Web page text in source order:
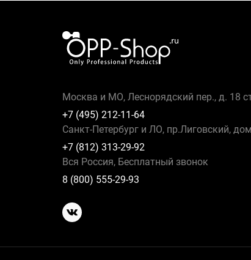
Москва и МО, Леснорядский пер., д. 18
+7 (495) 212-11-64
Санкт-Петербург и ЛО, пр.Лиговский,
+7 (812) 313-29-92
Вся Россия, Бесплатный звонок
8 (800) 555-29-93